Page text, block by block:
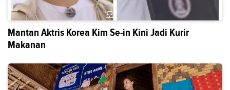
Mantan Aktris Korea Kim Se-in Kini Jadi Kurir
Makanan